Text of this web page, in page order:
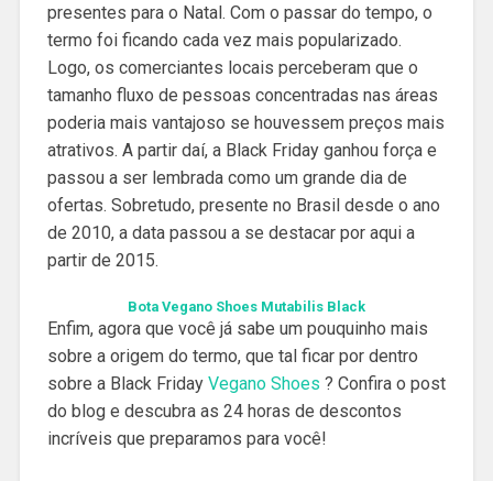
presentes para o Natal. Com o passar do tempo, o
termo foi ficando cada vez mais popularizado.
Logo, os comerciantes locais perceberam que o
tamanho fluxo de pessoas concentradas nas áreas
poderia mais vantajoso se houvessem preços mais
atrativos. A partir daí, a Black Friday ganhou força e
passou a ser lembrada como um grande dia de
ofertas. Sobretudo, presente no Brasil desde o ano
de 2010, a data passou a se destacar por aqui a
partir de 2015.
Bota Vegano Shoes Mutabilis Black
Enfim, agora que você já sabe um pouquinho mais
sobre a origem do termo, que tal ficar por dentro
sobre a Black Friday Vegano Shoes ? Confira o post
do blog e descubra as 24 horas de descontos
incríveis que preparamos para você!